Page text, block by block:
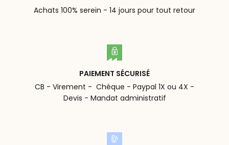
Achats 100% serein - 14 jours pour tout retour
PAIEMENT SÉCURISÉ
CB - Virement - Chèque - Paypal 1X ou 4X -
Devis - Mandat administratif